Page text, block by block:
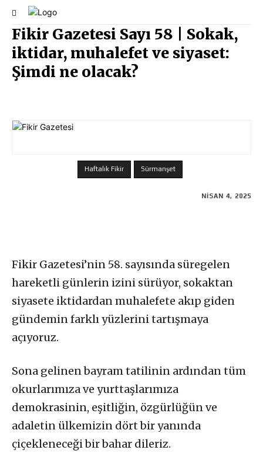
Fikir Gazetesi Sayı 58 | Sokak,
iktidar, muhalefet ve siyaset:
Şimdi ne olacak?
Haftalık Fikir Sürmanşet
NISAN 4, 2025
Fikir Gazetesi’nin 58. sayısında süregelen
hareketli günlerin izini sürüyor, sokaktan
siyasete iktidardan muhalefete akıp giden
gündemin farklı yüzlerini tartışmaya
açıyoruz.
Sona gelinen bayram tatilinin ardından tüm
okurlarımıza ve yurttaşlarımıza
demokrasinin, eşitliğin, özgürlüğün ve
adaletin ülkemizin dört bir yanında
çiçekleneceği bir bahar dileriz.